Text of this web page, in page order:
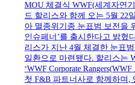
MOU 체결식 WWF(세계자연
드 할리스와 함께 오는 5월 22
아 멸종위기종 눈표범 보전을
인슈페너’를 출시한다고 밝혔
리스가 지난 4월 체결한 눈표
일환으로 마련됐다. 할리스는
‘WWF Corporate
첫 F&B 파트너사로 함께하며,